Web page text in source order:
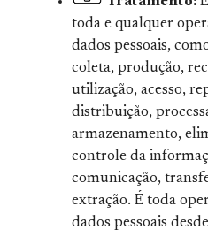
toda e qualquer
dados pessoais,
coleta, produção,
utilização, acesso,
distribuição,
armazenamento,
controle da
comunicação,
extração. É toda
dados pessoais